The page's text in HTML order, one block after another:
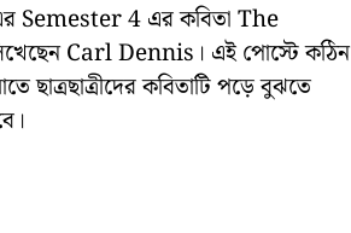
Semester 4 এর কবিতা The
Carl Dennis। এই পোস্টে কঠিন
ছাত্রছাত্রীদের কবিতাটি পড়ে বুঝতে